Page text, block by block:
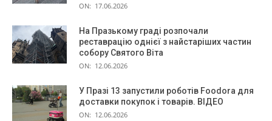
ON: 17.06.2026
На Празькому граді розпочали
реставрацію однієї з найстаріших частин
собору Святого Віта
ON: 12.06.2026
У Празі 13 запустили роботів Foodora для
доставки покупок і товарів. ВІДЕО
ON: 12.06.2026